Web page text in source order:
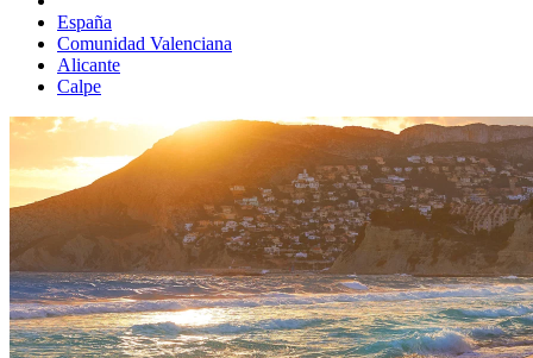
España
Comunidad Valenciana
Alicante
Calpe